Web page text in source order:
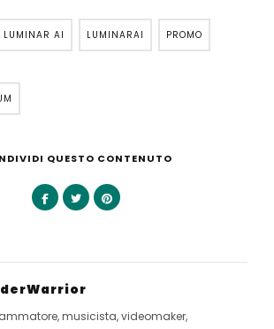
LUMINAR AI LUMINARAI PROMO
QUESTO CONTENUTO
musicista, videomaker,